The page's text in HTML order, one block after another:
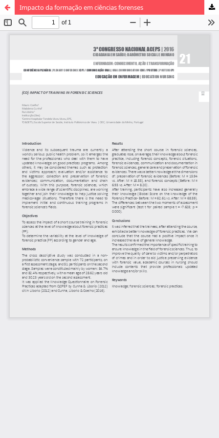
Impacto da formação em ciências forenses